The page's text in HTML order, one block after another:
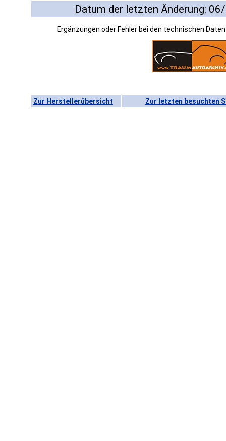
Datum der letzten Änderung:
Ergänzungen oder Fehler bei den technischen
Zur Herstellerübersicht Zur letzten besuchten